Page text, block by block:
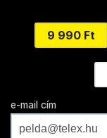
9 990 Ft
e-mail cím